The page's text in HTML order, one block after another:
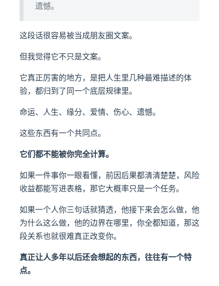
遗憾。
这段话很容易被当成朋友圈文案。
但我觉得它不只是文案。
它真正厉害的地方，是把人生里几种最难描述的体
验，都归到了同一个底层规律里。
命运、人生、缘分、爱情、伤心、遗憾。
这些东西有一个共同点。
它们都不能被你完全计算。
如果一件事你一眼看懂，前因后果都清清楚楚，风险
收益都能写进表格，那它大概率只是一个任务。
如果一个人你三句话就猜透，他接下来会怎么做，他
为什么这么做，他的边界在哪里，你全都知道，那这
段关系也就很难真正改变你。
真正让人多年以后还会想起的东西，往往有一个特
点。